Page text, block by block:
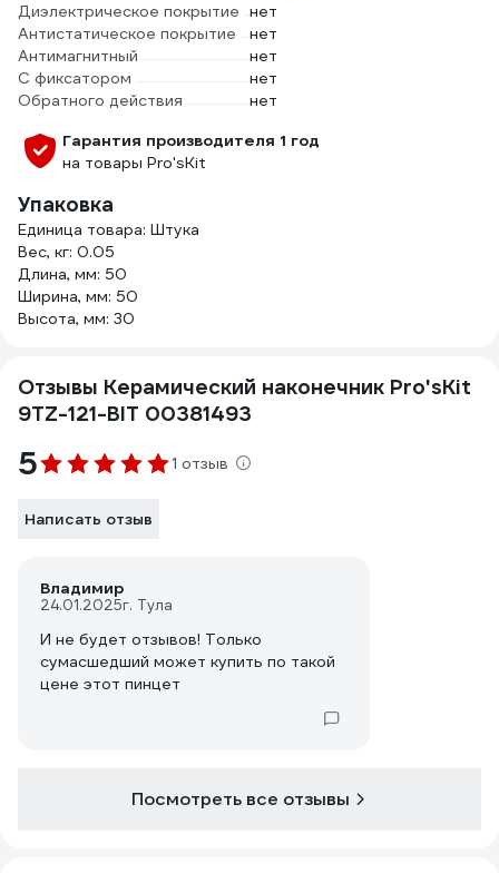
Диэлектрическое покрытие нет
Антистатическое покрытие
нет
Антимагнитный
нет
С фиксатором
нет
Обратного действия
нет
Гарантия производителя 1 год
на товары Pro'sKit
Упаковка
Единица товара: Штука
Вес, кг: 0.05
Длина, мм: 50
Ширина, мм: 50
Высота, мм: 30
Отзывы Керамический наконечник Pro'sKit
9TZ-121-BIT 00381493
5 1 отзыв
Написать отзыв
Владимир
24.01.2025г. Тула
И не будет отзывов! Только
сумасшедший может купить по такой
цене этот пинцет
Посмотреть все отзывы